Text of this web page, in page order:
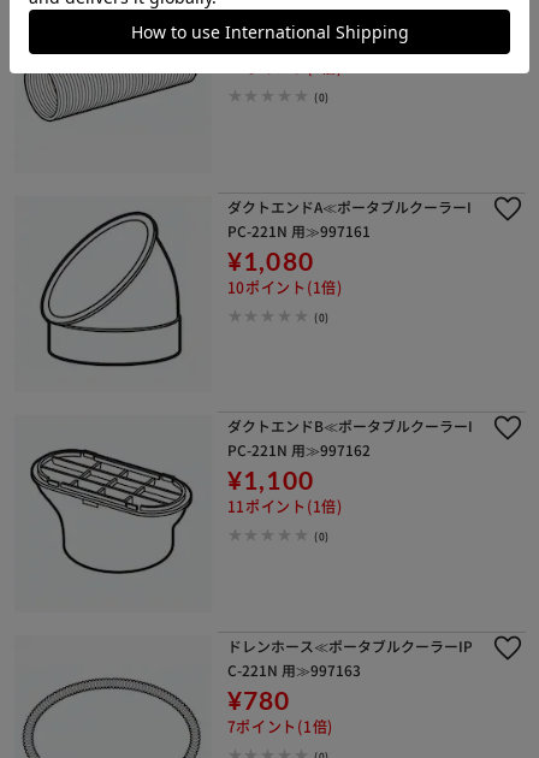
221N 用≫997160
¥1,890
(0)
ダクトエンドA≪ポータブルクーラーI
PC-221N 用≫997161
¥1,080
10ポイント(1倍)
(0)
ダクトエンドB≪ポータブルクーラーI
PC-221N 用≫997162
¥1,100
11ポイント(1倍)
(0)
ドレンホース≪ポータブルクーラーIP
C-221N 用≫997163
¥780
7ポイント(1倍)